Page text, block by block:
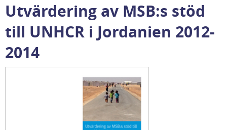
Utvärdering av MSB:s stöd
till UNHCR i Jordanien 2012-
2014